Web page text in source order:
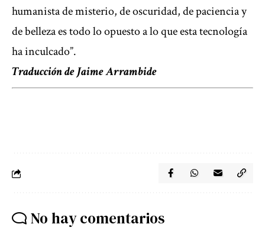
humanista de misterio, de oscuridad, de paciencia y
de belleza es todo lo opuesto a lo que esta tecnología
ha inculcado”.
Traducción de Jaime Arrambide
No hay comentarios